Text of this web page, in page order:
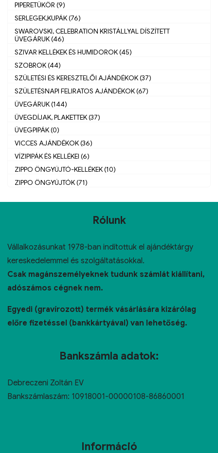
PIPERETÜKÖR (9)
SERLEGEK,KUPÁK (76)
SWAROVSKI, CELEBRATION KRISTÁLLYAL DÍSZÍTETT
ÜVEGÁRUK (46)
SZIVAR KELLÉKEK ÉS HUMIDOROK (45)
SZOBROK (44)
SZÜLETÉSI ÉS KERESZTELŐI AJÁNDÉKOK (37)
SZÜLETÉSNAPI FELIRATOS AJÁNDÉKOK (67)
ÜVEGÁRUK (144)
ÜVEGDÍJAK, PLAKETTEK (37)
ÜVEGPIPÁK (0)
VICCES AJÁNDÉKOK (36)
VÍZIPIPÁK ÉS KELLÉKEI (6)
ZIPPO ÖNGYÚJTÓ-KELLÉKEK (10)
ZIPPO ÖNGYÚJTÓK (71)
Rólunk
Vállalkozásunkat 1978-ban indítottuk el ajándéktárgy
kereskedelemmel és szolgáltatásokkal.
Csak magánszemélyeknek tudunk számlát kiállítani,
adószámos cégnek nem.
Egyedi (gravírozott) termék vásárlására kizárólag
előre fizetéssel (bankkártyával) van lehetőség.
Bankszámla adatok:
Debreczeni Zoltán EV
Bankszámlaszám: 10918001-00000108-86860001
Információ